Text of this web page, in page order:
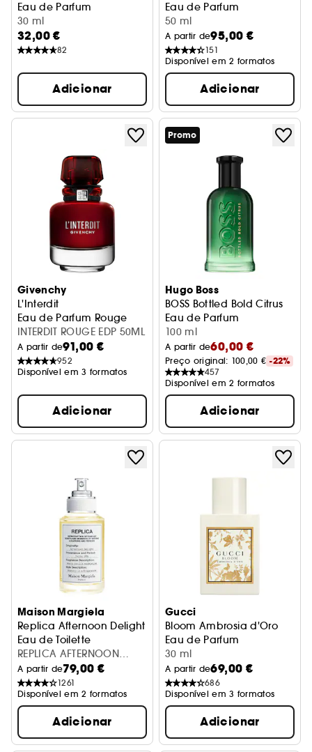
Eau de Parfum
30 ml
32,00 €
82
Adicionar
Eau de Parfum
50 ml
A partir de95,00 €
151
Disponível em 2 formatos
Adicionar
Givenchy
L'Interdit
Eau de Parfum Rouge
INTERDIT ROUGE EDP 50ML
A partir de91,00 €
952
Disponível em 3 formatos
Adicionar
Promo
Hugo Boss
BOSS Bottled Bold Citrus
Eau de Parfum
100 ml
A partir de60,00 €
Preço original: 100,00 € -22%
457
Disponível em 2 formatos
Adicionar
Maison Margiela
Replica Afternoon Delight
Eau de Toilette
REPLICA AFTERNOON
DELIGHT EDT 30ML
A partir de79,00 €
1261
Disponível em 2 formatos
Adicionar
Gucci
Bloom Ambrosia d'Oro
Eau de Parfum
30 ml
A partir de69,00 €
686
Disponível em 3 formatos
Adicionar